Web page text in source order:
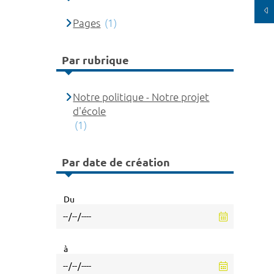
Pages (1)
Par rubrique
Notre politique - Notre projet
d'école
(1)
Par date de création
Du
à